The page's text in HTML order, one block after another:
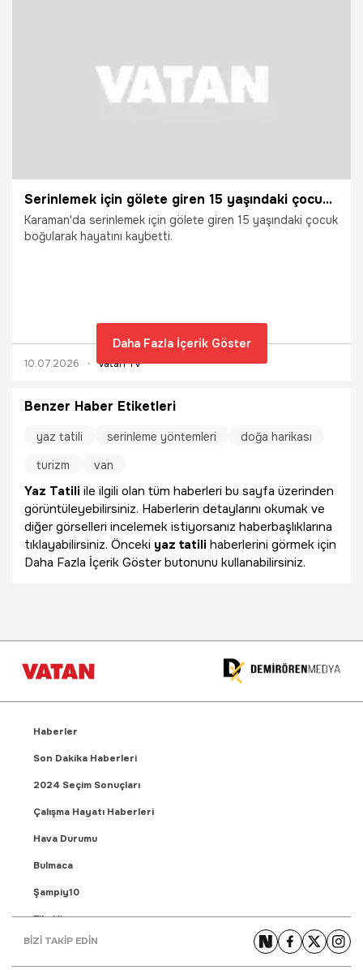
Serinlemek için gölete giren 15 yaşındaki çocuk boğuldu
Karaman'da serinlemek için gölete giren 15 yaşındaki çocuk
boğularak hayatını kaybetti.
10.07.2026 Vatan TV
Daha Fazla İçerik Göster
Benzer Haber Etiketleri
yaz tatili serinleme yöntemleri
doğa harikası
turizm
van
Yaz Tatili ile ilgili olan tüm haberleri bu sayfa üzerinden
görüntüleyebilirsiniz. Haberlerin detaylarını okumak ve
diğer görselleri incelemek istiyorsanız haberbaşlıklarına
tıklayabilirsiniz. Önceki yaz tatili haberlerini görmek için
Daha Fazla İçerik Göster butonunu kullanabilirsiniz.
Haberler
Son Dakika Haberleri
2024 Seçim Sonuçları
Çalışma Hayatı Haberleri
Hava Durumu
Bulmaca
Şampiy10
Fikstür
Puan Durumu
BİZİ TAKİP EDİN